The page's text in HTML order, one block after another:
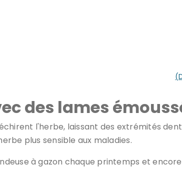
des lames
l'herbe, laissant des extrémités
plus sensible aux maladies.
à gazon chaque printemps et